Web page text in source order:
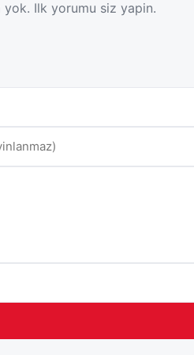
yok. Ilk yorumu siz yapin.